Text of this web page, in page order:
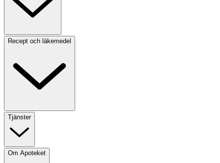
Recept och läkemedel
Tjänster
Om Apoteket